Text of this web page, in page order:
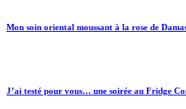
Mon soin oriental moussant à la rose de
J’ai testé pour vous… une soirée au Fridge